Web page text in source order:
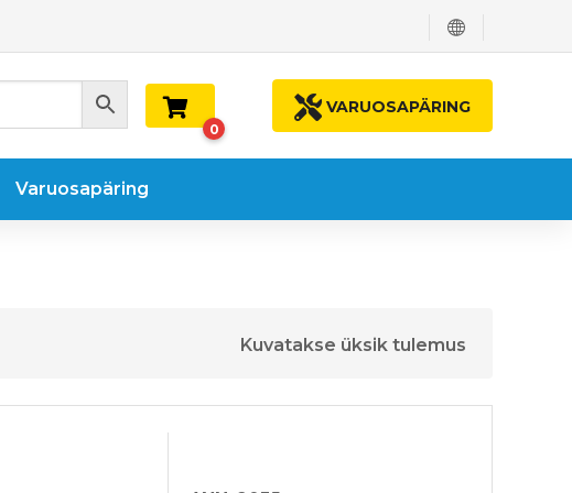
VARUOSAPÄRING
0
Varuosapäring
Kuvatakse üksik tulemus